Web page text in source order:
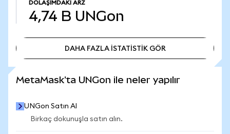
DOLAŞIMDAKI ARZ
4,74 B UNGon
DAHA FAZLA İSTATİSTİK GÖR
MetaMask'ta UNGon ile neler yapılır
UNGon Satın Al
Birkaç dokunuşla satın alın.